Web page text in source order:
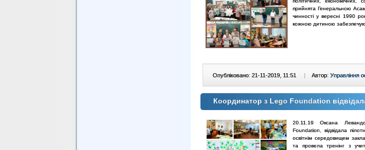
прийнята Генеральною
чинності у вересні 1990
кожною дитиною
Опубліковано: 21-11-2019, 11:51 | Автор: Управління
Координатор з Lego Foundation
20.11.19 Оксана
Foundation, відвідала
освітнім середовищем
та провела тренінг з